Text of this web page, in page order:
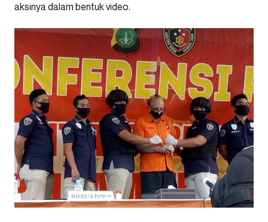
aksinya dalam bentuk video.